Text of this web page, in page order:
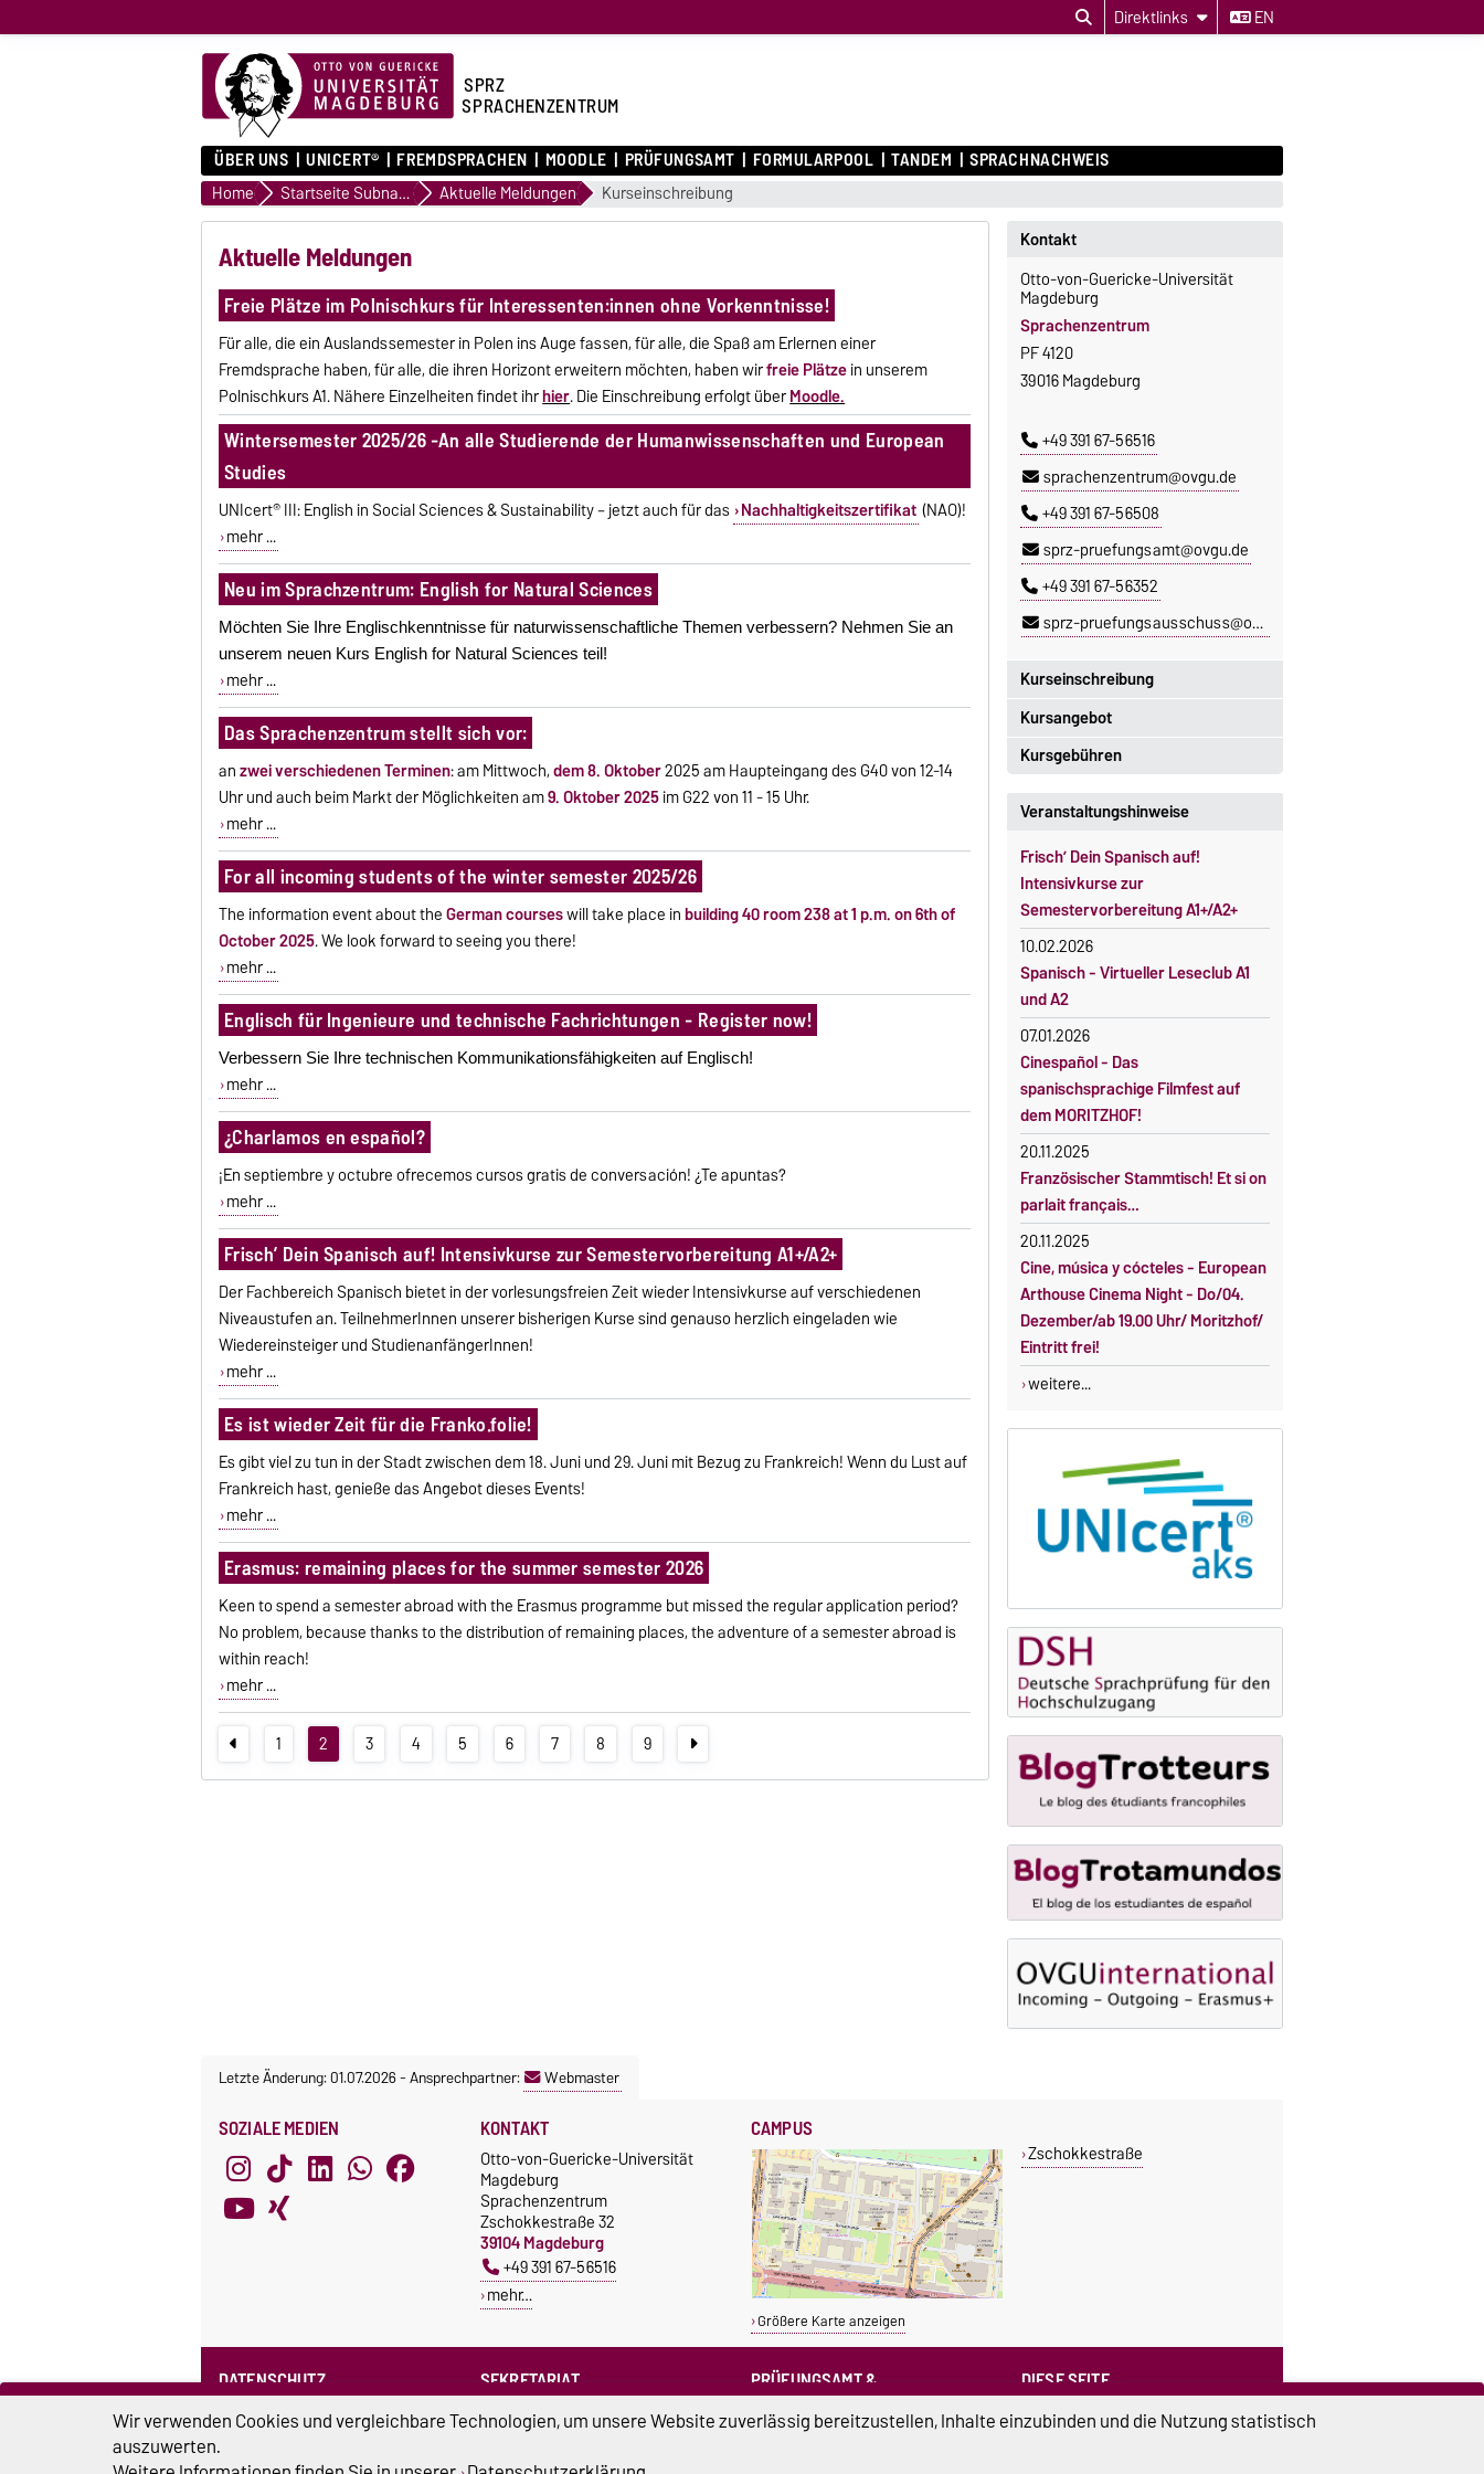
Direktlinks EN
SPRZ
SPRACHENZENTRUM
ÜBER UNS UNICERT® FREMDSPRACHEN MOODLE PRÜFUNGSAMT FORMULARPOOL TANDEM SPRACHNACHWEIS
Home Startseite Subnavigation Aktuelle Meldungen Kurseinschreibung
Aktuelle Meldungen
Freie Plätze im Polnischkurs für Interessenten:innen ohne Vorkenntnisse!
Für alle, die ein Auslandssemester in Polen ins Auge fassen, für alle, die Spaß am Erlernen einer
Fremdsprache haben, für alle, die ihren Horizont erweitern möchten, haben wirfreie Plätzein unserem
Polnischkurs A1. Nähere Einzelheiten findet ihrhier. Die Einschreibung erfolgt überMoodle.
Wintersemester 2025/26 -An alle Studierende der Humanwissenschaften und European
Studies
UNIcert® III: English in Social Sciences & Sustainability – jetzt auch für das Nachhaltigkeitszertifikat (NAO)!
mehr ...
Neu im Sprachzentrum: English for Natural Sciences
Möchten Sie Ihre Englischkenntnisse für naturwissenschaftliche Themen verbessern? Nehmen Sie an
unserem neuen Kurs English for Natural Sciences teil!
mehr ...
Das Sprachenzentrum stellt sich vor:
anzwei verschiedenen Terminen: am Mittwoch,dem 8. Oktober2025 am Haupteingang des G40 von 12-14
Uhr und auch beim Markt der Möglichkeiten am9. Oktober 2025im G22 von 11 - 15 Uhr.
mehr ...
For all incoming students of the winter semester 2025/26
The information event about theGerman courseswill take place inbuilding 40 room 238 at 1 p.m. on 6th of
October 2025.We look forward to seeing you there!
mehr ...
Englisch für Ingenieure und technische Fachrichtungen - Register now!
Verbessern Sie Ihre technischen Kommunikationsfähigkeiten auf Englisch!
mehr ...
¿Charlamos en español?
¡En septiembre y octubre ofrecemos cursos gratis de conversación! ¿Te apuntas?
mehr ...
Frisch’ Dein Spanisch auf! Intensivkurse zur Semestervorbereitung A1+/A2+
Der Fachbereich Spanisch bietet in der vorlesungsfreien Zeit wieder Intensivkurse auf verschiedenen
Niveaustufen an. TeilnehmerInnen unserer bisherigen Kurse sind genauso herzlich eingeladen wie
Wiedereinsteiger und StudienanfängerInnen!
mehr ...
Es ist wieder Zeit für die Franko.folie!
Es gibt viel zu tun in der Stadt zwischen dem 18. Juni und 29. Juni mit Bezug zu Frankreich! Wenn du Lust auf
Frankreich hast, genieße das Angebot dieses Events!
mehr ...
Erasmus: remaining places for the summer semester 2026
Keen to spend a semester abroad with the Erasmus programme but missed the regular application period?
No problem, because thanks to the distribution of remaining places, the adventure of a semester abroad is
within reach!
mehr ...
1 2 3 4 5 6 7 8 9
Kurseinschreibung
Einschreibezeitraum:
5. Oktober 2026, 9.00 Uhr bis
23. Oktober 2026, 18 Uhr
Moodle
Die Kurse beginnen ab dem 12.
Oktober 2026.
Kursteilnahme nur nach
fristgerechter Online-Anmeldung
Kontakt
Otto-von-Guericke-Universität
Magdeburg
Sprachenzentrum
PF 4120
39016 Magdeburg
+49 391 67-56516
sprachenzentrum@ovgu.de
+49 391 67-56508
sprz-pruefungsamt@ovgu.de
+49 391 67-56352
sprz-pruefungsausschuss@ovgu.de
Kursangebot
Das aktuelle Kursprogramm des
SPRZ finden Sie hier.
Kursgebühren
Sprachkurse sind i. d. R.
gebührenpflichtig.
Gebühren
Gebührenrückerstattung
Gebührenbefreiungen bei
curricularer Sprachausbildung
Gebührenbefreiung bei Incomings
Veranstaltungshinweise
Frisch’ Dein Spanisch auf!
Intensivkurse zur
Semestervorbereitung A1+/A2+
10.02.2026
Spanisch - Virtueller Leseclub A1
und A2
07.01.2026
Cinespañol - Das
spanischsprachige Filmfest auf
dem MORITZHOF!
20.11.2025
Französischer Stammtisch! Et si on
parlait français…
20.11.2025
Cine, música y cócteles - European
Arthouse Cinema Night - Do/04.
Dezember/ab 19.00 Uhr/ Moritzhof/
Eintritt frei!
weitere...
Letzte Änderung: 01.07.2026-Ansprechpartner: Webmaster
SOZIALE MEDIEN KONTAKT
Otto-von-Guericke-Universität
Magdeburg
Sprachenzentrum
Zschokkestraße 32
39104 Magdeburg
+49 391 67-56516
mehr…
CAMPUS
Größere Karte anzeigen
Zschokkestraße
DATENSCHUTZ
Datenschutzerklärung des SPRZ
SEKRETARIAT
sprachenzentrum@ovgu.de
PRÜFUNGSAMT &
PRÜFUNGSAUSSCHUSS
DIESE SEITE
Vorlesen
Wir verwenden Cookies und vergleichbare Technologien, um unsere Website zuverlässig bereitzustellen, Inhalte einzubinden und die Nutzung statistisch
auszuwerten.